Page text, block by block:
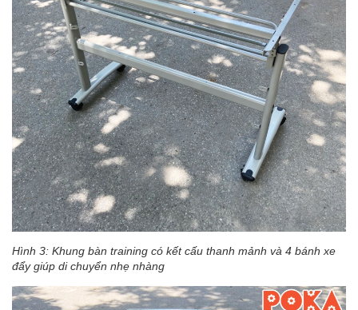
Hình 3: Khung bàn training có kết cấu thanh mảnh và 4 bánh xe
đẩy giúp di chuyển nhẹ nhàng